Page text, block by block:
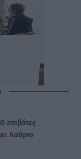
επιβάτες
Λαύριο